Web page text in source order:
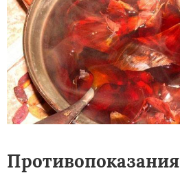
Противопоказания